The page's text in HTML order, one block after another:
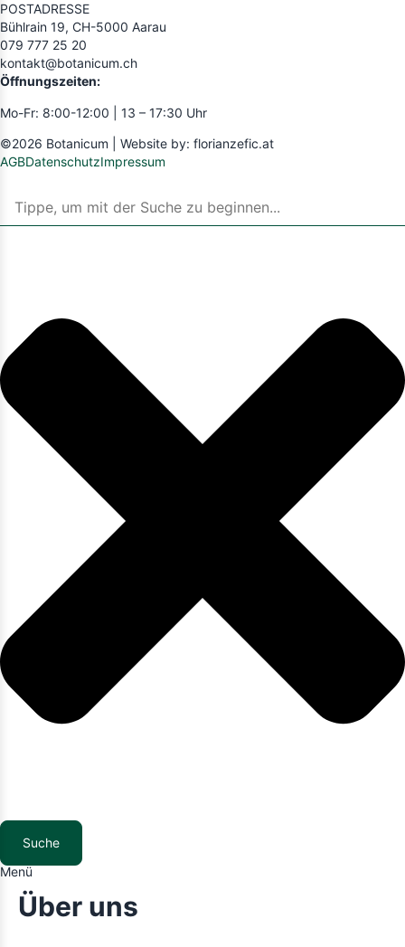
POSTADRESSE
Bühlrain 19, CH-5000 Aarau
079 777 25 20
kontakt@botanicum.ch
Öffnungszeiten:
Mo-Fr: 8:00-12:00 | 13 – 17:30 Uhr
©2026 Botanicum | Website by: florianzefic.at
AGBDatenschutzImpressum
Suche
Menü
Über uns